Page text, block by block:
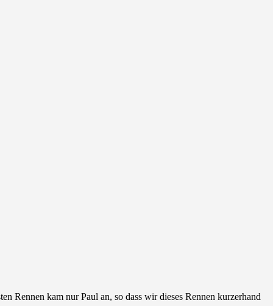
Rennen kam nur Paul an, so dass wir dieses Rennen kurzerhand